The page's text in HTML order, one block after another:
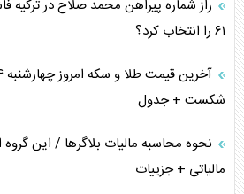
راز شماره پیراهن محمد صلاح در ترکیه
۶۱ را انتخاب کرد؟
شکست + جدول
نحوه محاسبه مالیات بلاگر‌ها / این گروه
مالیاتی + جزییات